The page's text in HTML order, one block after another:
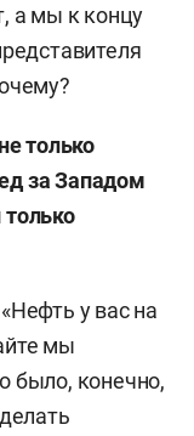
а мы к концу
только
за Западом
у вас на
мы
было, конечно,